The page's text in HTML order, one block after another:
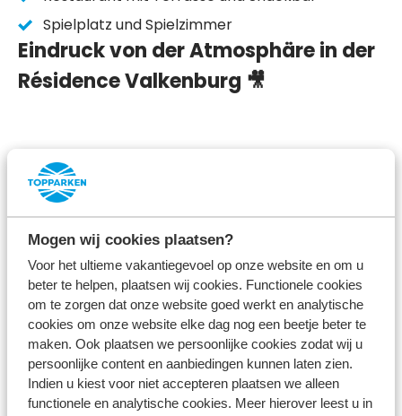
Mogen wij cookies plaatsen?
Voor het ultieme vakantiegevoel op onze website en om u
beter te helpen, plaatsen wij cookies. Functionele cookies
om te zorgen dat onze website goed werkt en analytische
cookies om onze website elke dag nog een beetje beter te
maken. Ook plaatsen we persoonlijke cookies zodat wij u
persoonlijke content en aanbiedingen kunnen laten zien.
Indien u kiest voor niet accepteren plaatsen we alleen
functionele en analytische cookies. Meer hierover leest u in
Spielplatz und Spielzimmer
Eindruck von der Atmosphäre in der
Résidence Valkenburg 🎥
Entdecken Sie die schöne
Umgebung von Südlimburg
Die Résidence Valkenburg liegt im schönen Geul-
Tal, inmitten der hügeligen Landschaft Südlimburgs.
Mit einer 10-minütigen Fahrt sind Sie bereits im
Zentrum vonValkenburgund 20 Autominuten von
der Limburger HauptstadtMaastrichtentfernt. In
diesen gemütlichen Städten können Sie auf einer